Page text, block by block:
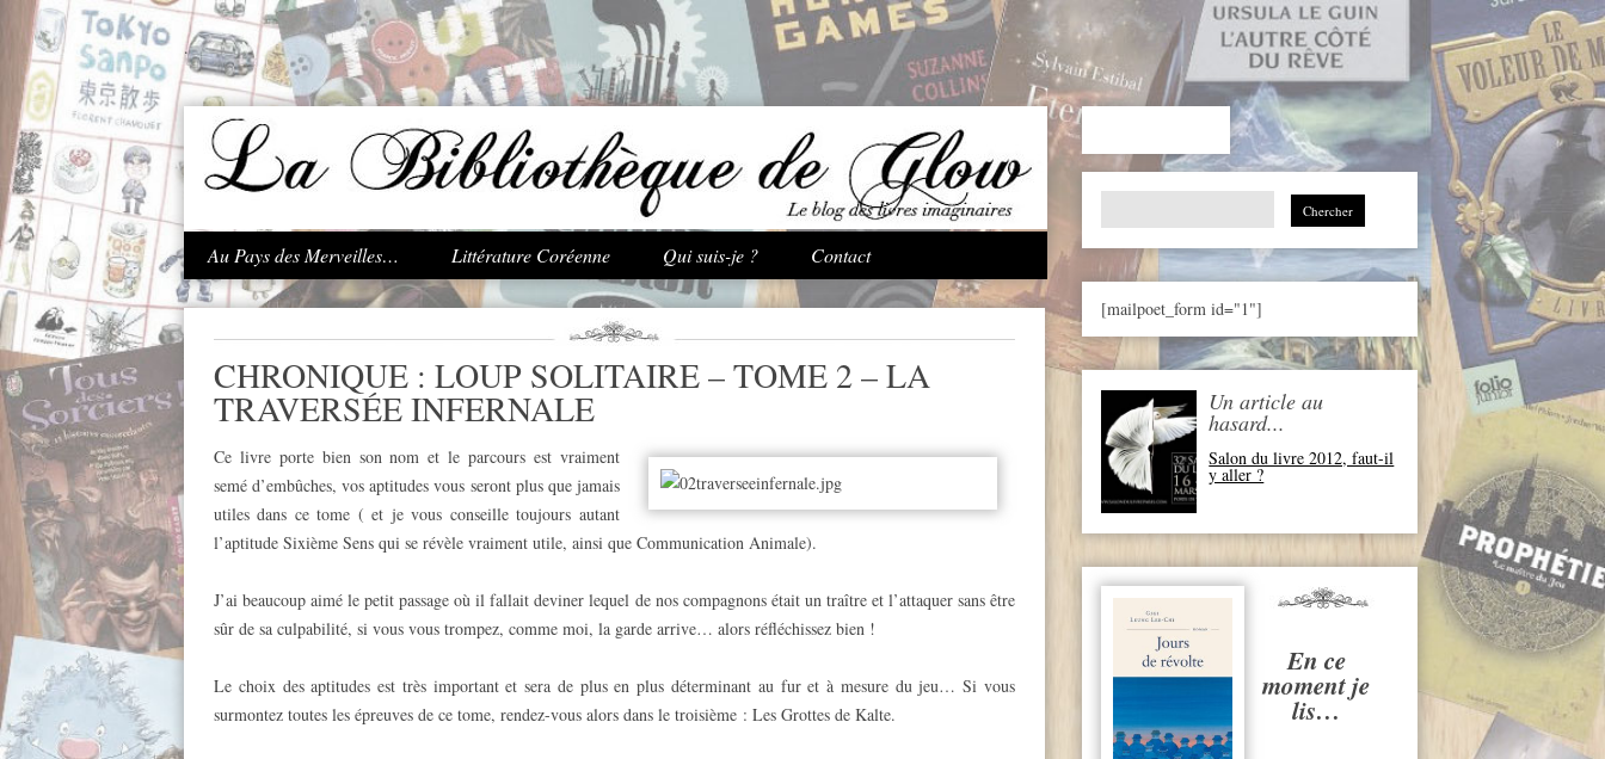
.
Aller au contenu principal
Au Pays des Merveilles… Littérature Coréenne Qui suis-je ? Contact
Search
[mailpoet_form id="1"]
Un article au
hasard...
Salon du livre 2012, faut-il
y aller ?
En ce
moment je
lis…
CHRONIQUE : LOUP SOLITAIRE – TOME 2 – LA
TRAVERSÉE INFERNALE
Ce livre porte bien son nom et le parcours est vraiment
semé d’embûches, vos aptitudes vous seront plus que jamais
utiles dans ce tome ( et je vous conseille toujours autant
l’aptitude Sixième Sens qui se révèle vraiment utile, ainsi que Communication Animale).
J’ai beaucoup aimé le petit passage où il fallait deviner lequel de nos compagnons était un traître et l’attaquer sans être
sûr de sa culpabilité, si vous vous trompez, comme moi, la garde arrive… alors réfléchissez bien !
Le choix des aptitudes est très important et sera de plus en plus déterminant au fur et à mesure du jeu… Si vous
surmontez toutes les épreuves de ce tome, rendez-vous alors dans le troisième : Les Grottes de Kalte.